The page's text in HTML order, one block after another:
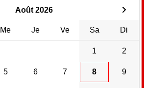
Août 2026
Me Je Ve Sa Di
1 2
5 6 7 8 9